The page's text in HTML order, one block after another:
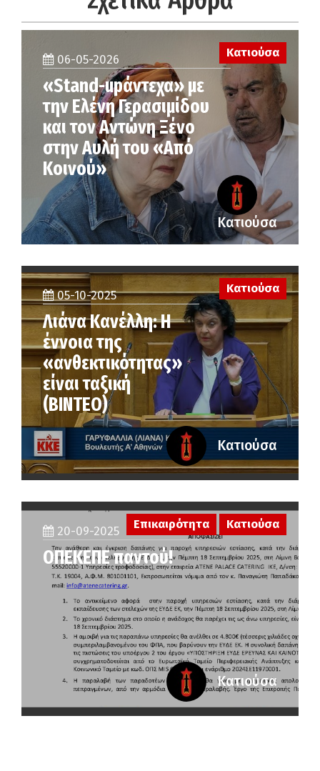
Κατιούσα
06-05-2026
«Stand-upάντεχα» με
την Ελένη Γερασιμίδου
και τον Αντώνη Ξένο
στην Αυλή του «Από
Κοινού»
Κατιούσα
05-10-2025
Λιάνα Κανέλλη: Η
έννοια της
«ανθεκτικότητας»
είναι ταξική
(ΒΙΝΤΕΟ)
Κατιούσα
Κατιούσα
20-09-2025
ΟΠΕΚΕΠΕ παντού!
Επικαιρότητα Κατιούσα
Κατιούσα